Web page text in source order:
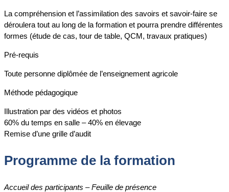
La compréhension et l’assimilation des savoirs et savoir-faire se
déroulera tout au long de la formation et pourra prendre différentes
formes (étude de cas, tour de table, QCM, travaux pratiques)
Pré-requis
Toute personne diplômée de l’enseignement agricole
Méthode pédagogique
Illustration par des vidéos et photos
60% du temps en salle – 40% en élevage
Remise d’une grille d’audit
Programme de la formation
Accueil des participants – Feuille de présence